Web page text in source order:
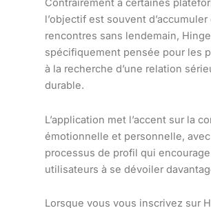
Contrairement à certaines
l’objectif est souvent d’accumuler
rencontres sans lendemain,
spécifiquement pensée pour les
à la recherche d’une relation
durable.
L’application met l’accent sur la
émotionnelle et personnelle,
processus de profil qui
utilisateurs à se dévoiler
Lorsque vous vous inscrivez sur